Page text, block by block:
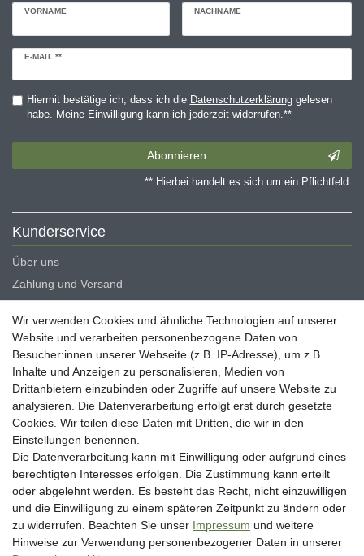
VORNAME NACHNAME
E-MAIL **
Newsletter
Hiermit bestätige ich, dass ich die Daten­schutz­erklärunggelesen
habe. Meine Einwilligung kann ich jederzeit widerrufen.**
Abonnieren
** Hierbei handelt es sich um ein Pflichtfeld.
Kunderservice
Über uns
Zahlung und Versand
Erklärung zur Barrierefreiheit
Blog
Rechtliche Angaben
Widerrufsrecht
Datenschutzerklärung
AGB
Impressum
Vertrag widerrufen
Unsere Zahlungsarten
Wir verwenden Cookies und ähnliche Technologien auf unserer
Website und verarbeiten personenbezogene Daten von
Besucher:innen unserer Webseite (z.B. IP-Adresse), um z.B.
Inhalte und Anzeigen zu personalisieren, Medien von
Drittanbietern einzubinden oder Zugriffe auf unsere Website zu
analysieren. Die Datenverarbeitung erfolgt erst durch gesetzte
Cookies. Wir teilen diese Daten mit Dritten, die wir in den
Einstellungen benennen.
Die Datenverarbeitung kann mit Einwilligung oder aufgrund eines
berechtigten Interesses erfolgen. Die Zustimmung kann erteilt
oder abgelehnt werden. Es besteht das Recht, nicht einzuwilligen
und die Einwilligung zu einem späteren Zeitpunkt zu ändern oder
zu widerrufen. Beachten Sie unser Impressum und weitere
Hinweise zur Verwendung personenbezogener Daten in unserer